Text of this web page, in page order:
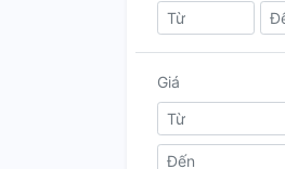
Sức khỏe
Thời trang
Tin tức
Tên thương hiệu
Giá